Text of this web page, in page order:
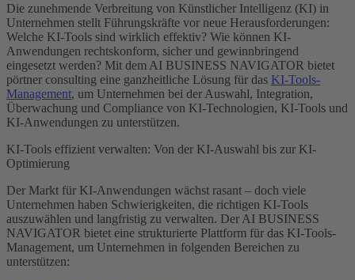
Die zunehmende Verbreitung von Künstlicher Intelligenz (KI) in
Unternehmen stellt Führungskräfte vor neue Herausforderungen:
Welche KI-Tools sind wirklich effektiv? Wie können KI-
Anwendungen rechtskonform, sicher und gewinnbringend
eingesetzt werden? Mit dem AI BUSINESS NAVIGATOR bietet
pörtner consulting eine ganzheitliche Lösung für das KI-Tools-
Management, um Unternehmen bei der Auswahl, Integration,
Überwachung und Compliance von KI-Technologien, KI-Tools und
KI-Anwendungen zu unterstützen.
KI-Tools effizient verwalten: Von der KI-Auswahl bis zur KI-
Optimierung
Der Markt für KI-Anwendungen wächst rasant – doch viele
Unternehmen haben Schwierigkeiten, die richtigen KI-Tools
auszuwählen und langfristig zu verwalten. Der AI BUSINESS
NAVIGATOR bietet eine strukturierte Plattform für das KI-Tools-
Management, um Unternehmen in folgenden Bereichen zu
unterstützen: